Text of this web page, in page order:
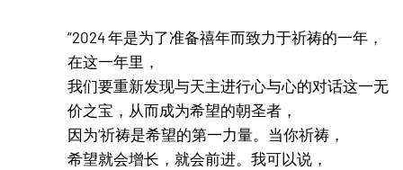
“2024 年是为了准备禧年而致力于祈祷的一年，
在这一年里，
我们要重新发现与天主进行心与心的对话这一无
价之宝，从而成为希望的朝圣者，
因为‘祈祷是希望的第一力量。当你祈祷，
希望就会增长，就会前进。我可以说，